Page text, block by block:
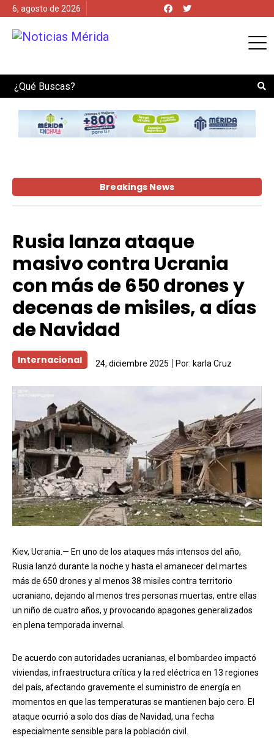
6, agosto de 2026
Search
Breakings News
Rusia lanza ataque
masivo contra Ucrania
con más de 650 drones y
decenas de misiles, a días
de Navidad
Internacional 24, diciembre 2025 Por: karla Cruz
Kiev, Ucrania.— En uno de los ataques más intensos del año,
Rusia lanzó durante la noche y hasta el amanecer del martes
más de 650 drones y al menos 38 misiles contra territorio
ucraniano, dejando al menos tres personas muertas, entre ellas
un niño de cuatro años, y provocando apagones generalizados
en plena temporada invernal.
De acuerdo con autoridades ucranianas, el bombardeo impactó
viviendas, infraestructura crítica y la red eléctrica en 13 regiones
del país, afectando gravemente el suministro de energía en
momentos en que las temperaturas se mantienen bajo cero. El
ataque ocurrió a solo dos días de Navidad, una fecha
especialmente sensible para la población civil.